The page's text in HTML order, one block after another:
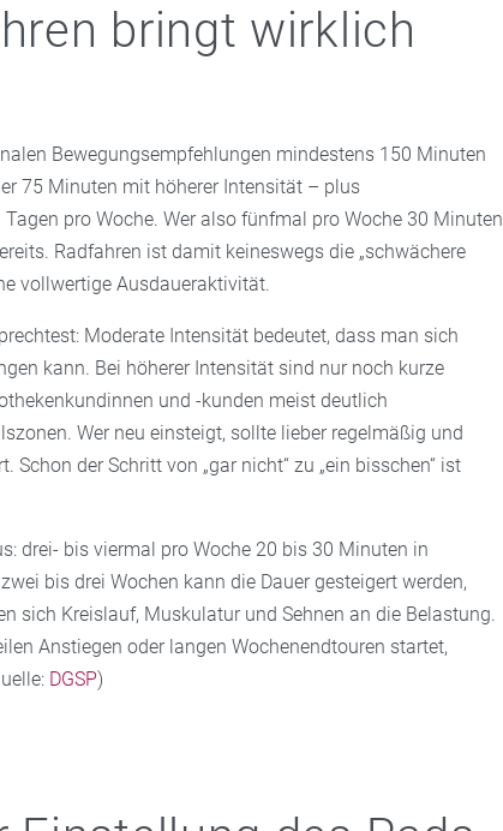
bringt wirklich
Bewegungsempfehlungen mindestens 150 Minuten
75 Minuten mit höherer Intensität – plus
pro Woche. Wer also fünfmal pro Woche 30 Minuten
Radfahren ist damit keineswegs die „schwächere
vollwertige Ausdaueraktivität.
Moderate Intensität bedeutet, dass man sich
kann. Bei höherer Intensität sind nur noch kurze
und -kunden meist deutlich
Wer neu einsteigt, sollte lieber regelmäßig und
der Schritt von „gar nicht“ zu „ein bisschen“ ist
drei- bis viermal pro Woche 20 bis 30 Minuten in
bis drei Wochen kann die Dauer gesteigert werden,
sich Kreislauf, Muskulatur und Sehnen an die Belastung.
Anstiegen oder langen Wochenendtouren startet,
DGSP)